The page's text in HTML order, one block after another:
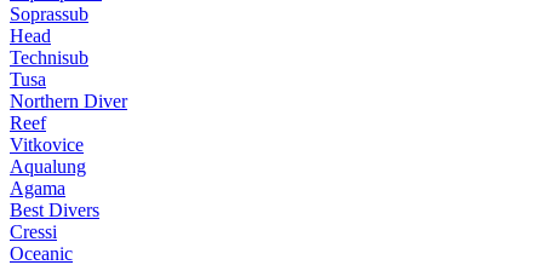
Soprassub
Head
Technisub
Tusa
Northern Diver
Reef
Vitkovice
Aqualung
Agama
Best Divers
Cressi
Oceanic